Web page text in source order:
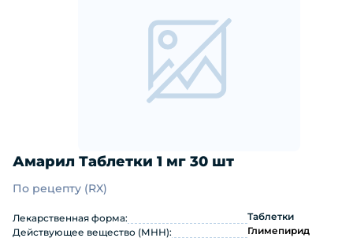
Амарил Таблетки 1 мг 30 шт
Амарил Таблетки 1 мг 30 шт:
По рецепту (RX)
Лекарственная форма:
Таблетки
Действующее вещество (МНН):
Глимепирид